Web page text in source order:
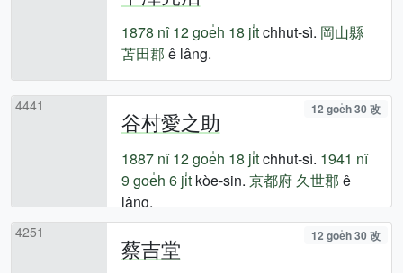
1878 nî 12 goe̍h 18 ji̍tchhut-sì. 岡山縣
苫田郡 ê lâng.
4441
谷村愛之助 12 goe̍h 30 改
1887 nî 12 goe̍h 18 ji̍tchhut-sì. 1941 nî
9 goe̍h 6 ji̍tkòe-sin. 京都府 久世郡 ê
lâng.
4251
蔡吉堂 12 goe̍h 30 改